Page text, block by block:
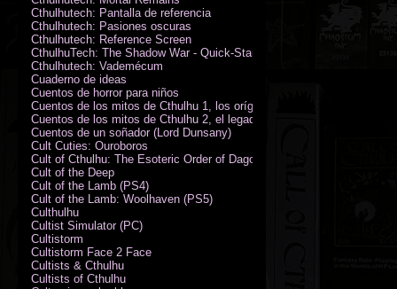
Cthulhutech: Pantalla de referencia
Cthulhutech: Pasiones oscuras
Cthulhutech: Reference Screen
CthulhuTech: The Shadow War - Quick-Start Rules (PDF)
Cthulhutech: Vademécum
Cuaderno de ideas
Cuentos de horror para niños
Cuentos de los mitos de Cthulhu 1, los orígenes
Cuentos de los mitos de Cthulhu 2, el legado
Cuentos de un soñador (Lord Dunsany)
Cult Cuties: Ouroboros
Cult of Cthulhu: The Esoteric Order of Dagon Vol.1: Book One
Cult of the Deep
Cult of the Lamb (PS4)
Cult of the Lamb: Woolhaven (PS5)
Culthulhu
Cultist Simulator (PC)
Cultistorm
Cultistorm Face 2 Face
Cultists & Cthulhu
Cultists of Cthulhu